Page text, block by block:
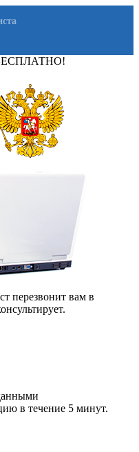
БЕСПЛАТНО!
перезвонит вам в
в течение 5 минут.